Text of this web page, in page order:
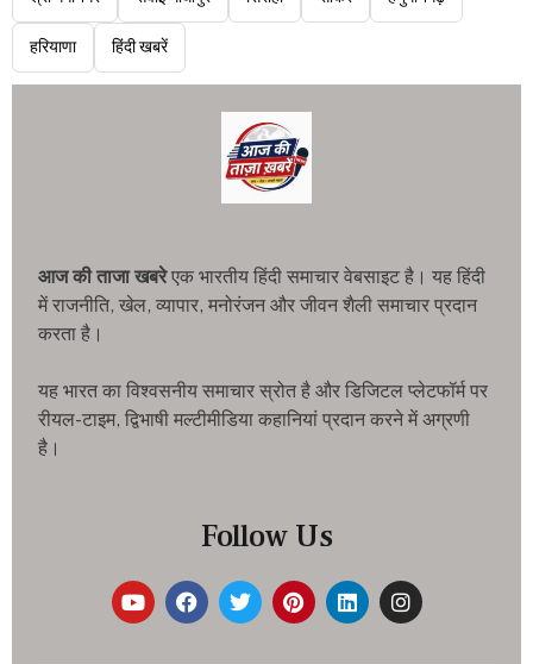
हरियाणा हिंदी खबरें
आज की ताजा खबरेएक भारतीय हिंदी समाचार वेबसाइट है। यह हिंदी
में राजनीति, खेल, व्यापार, मनोरंजन और जीवन शैली समाचार प्रदान
करता है।
यह भारत का विश्वसनीय समाचार स्रोत है और डिजिटल प्लेटफॉर्म पर
रीयल-टाइम, द्विभाषी मल्टीमीडिया कहानियां प्रदान करने में अग्रणी
है।
Follow Us